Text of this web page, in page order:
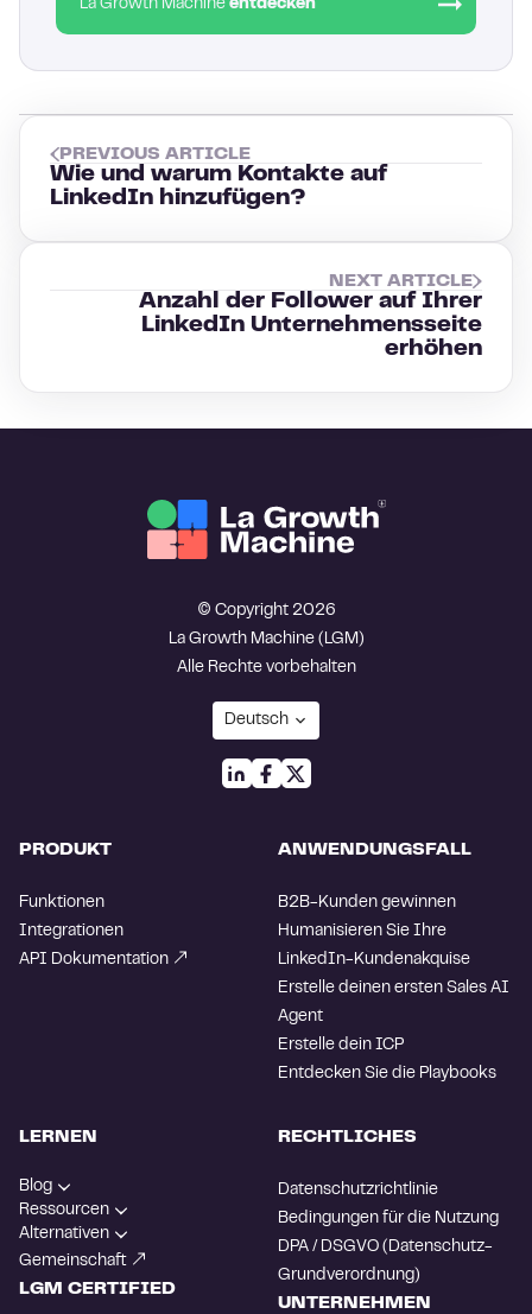
La Growth Machine entdecken
PREVIOUS ARTICLE
Wie und warum Kontakte auf
LinkedIn hinzufügen?
NEXT ARTICLE
Anzahl der Follower auf Ihrer
LinkedIn Unternehmensseite
erhöhen
© Copyright 2026
La Growth Machine (LGM)
Alle Rechte vorbehalten
PRODUKT
Funktionen
Integrationen
API Dokumentation
ANWENDUNGSFALL
B2B-Kunden gewinnen
Humanisieren Sie Ihre
LinkedIn-Kundenakquise
Erstelle deinen ersten Sales AI
Agent
Erstelle dein ICP
Entdecken Sie die Playbooks
LERNEN
Blog
Ressourcen
Alternativen
Gemeinschaft
LGM CERTIFIED
RECHTLICHES
Datenschutzrichtlinie
Bedingungen für die Nutzung
DPA / DSGVO (Datenschutz-
Grundverordnung)
UNTERNEHMEN